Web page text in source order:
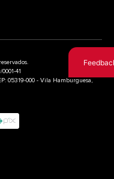
41
05319-000 - Vila Hamburguesa,